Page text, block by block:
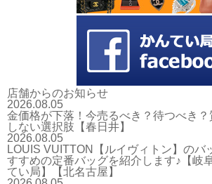
店舗からのお知らせ
2026.08.05
金価格が下落！今売るべき？待つべき
しない選択肢【春日井】
2026.08.05
LOUIS VUITTON【ルイヴィトン】のバ
すすめの定番バッグを紹介します♪【岐
てい局】【北名古屋】